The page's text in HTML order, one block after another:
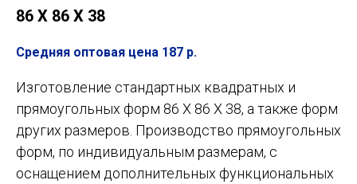
86 Х 86 Х 38
Средняя оптовая цена 187 р.
Изготовление стандартных квадратных и
прямоугольных форм 86 Х 86 Х 38, а также форм
других размеров. Производство прямоугольных
форм, по индивидуальным размерам, с
оснащением дополнительных функциональных